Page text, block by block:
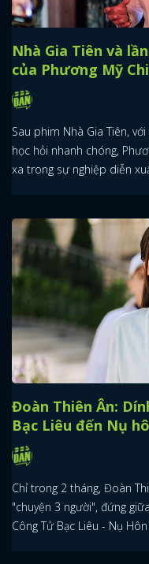
Nhà Gia Tiên và
của Phương Mỹ Chi
Sau phim Nhà Gia Tiên,
học hỏi nhanh chóng,
xa trong sự nghiệp diễn
Đoàn Thiên Ân:
Bạc Liêu đến Nụ
Chỉ trong 2 tháng, Đoàn
"chuyện 3 người", đứng
Công Tử Bạc Liêu - Nụ Hôn